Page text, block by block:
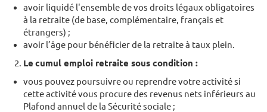
avoir liquidé l'ensemble de vos droits légaux obligatoires
à la retraite (de base, complémentaire, français et
étrangers) ;
avoir l’âge pour bénéficier de la retraite à taux plein.
Le cumul emploi retraite sous condition :
vous pouvez poursuivre ou reprendre votre activité si
cette activité vous procure des revenus nets inférieurs au
Plafond annuel de la Sécurité sociale ;